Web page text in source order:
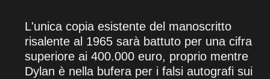
L'unica copia esistente del manoscritto
risalente al 1965 sarà battuto per una cifra
superiore ai 400.000 euro, proprio mentre
Dylan è nella bufera per i falsi autografi sui